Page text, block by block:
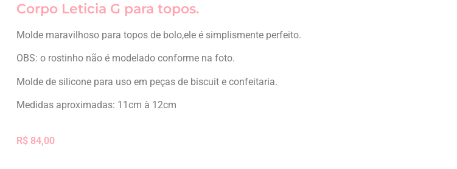
Corpo Leticia G para topos.
Molde maravilhoso para topos de bolo,ele é simplismente perfeito.
OBS: o rostinho não é modelado conforme na foto.
Molde de silicone para uso em peças de biscuit e confeitaria.
Medidas aproximadas: 11cm à 12cm
R$ 84,00